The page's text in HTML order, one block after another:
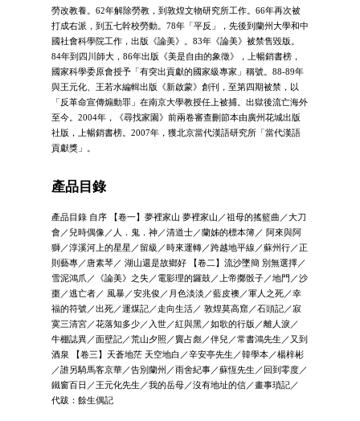
勞改教養。62年解除勞教，到敦煌文物研究所工作。66年再次被
打成右派，到五七幹校勞動。78年「平反」，先後到蘭州大學和中
國社會科學院工作，出版《論美》。83年《論美》被禁售毀版。
84年到四川師大，86年出版《美是自由的象徵》，上暢銷書榜，
國家科學委原會授予「有突出貢獻的國家級專家」稱號。88-89年
與王元化、王若水編輯出版《新啟蒙》創刊，至第四期被禁，以
「反革命宣傳煽動罪」在南京大學教授任上被捕。出獄後流亡海外
至今。2004年，《尋找家園》前兩卷審查刪節本由廣州花城出版
社版，上暢銷書榜。2007年，獲北京當代漢語研究所「當代漢語
貢獻獎」。
產品目錄
產品目錄 自序 【卷一】夢裡家山 夢裡家山／祖母的搖籃曲／大刀
會／兒時偶像／人．鬼．神／清道士／蘭姊的標本簿／ 阿來與阿
獅／淳溪河上的星星／留級／時來運轉／跨越地平線／蘇州行／正
則藝專／唐素琴／ 湖山還是故鄉好 【卷二】流沙墜簡 別無選擇／
雪泥鴻爪／《論美》之失／電影理的鑼鼓／上帝擲骰子／地門／沙
棗／逃亡者／ 風暴／安兆俊／月色淡淡／藍皮襖／軍人之死／幸
福的符號／出死／運煤記／走向生活／ 敦煌莫高窟／石頭記／寂
寞三清宮／花落知多少／入世／紅與黑／如歌的行版／離人淚／
牛棚誌異／面壁記／荒山夕照／竇占彪／伴兒／常書鴻先生／又到
酒泉 【卷三】天蒼地茫 天空地白／辛安亭先生／韓學本／楊梓彬
／誰另騎馬客京華／告別蘭州／雨舍紀事／蘇恆先生／回到零度／
鐵窗百日／王元化先生／我的岳母／沒有地址的信／畫事瑣記／
代跋：餘生偶記